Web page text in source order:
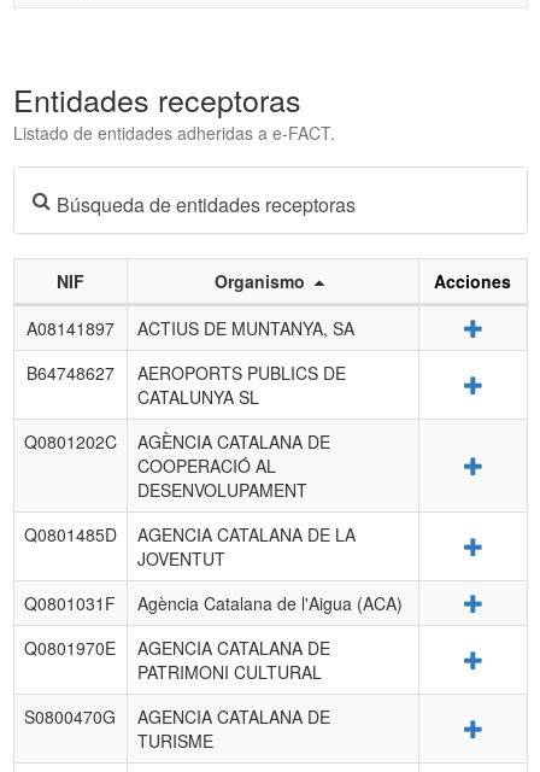
Entidades receptoras
Listado de entidades adheridas a e-FACT.
Búsqueda de entidades receptoras
Listado
de
entidades
NIF Organismo
Acciones
A08141897
ACTIUS DE MUNTANYA, SA
B64748627
AEROPORTS PUBLICS DE
CATALUNYA SL
Q0801202C
AGÈNCIA CATALANA DE
COOPERACIÓ AL
DESENVOLUPAMENT
Q0801485D
AGENCIA CATALANA DE LA
JOVENTUT
Q0801031F Agència Catalana de l'Aigua (ACA)
Q0801970E
AGENCIA CATALANA DE
PATRIMONI CULTURAL
S0800470G
AGENCIA CATALANA DE
TURISME